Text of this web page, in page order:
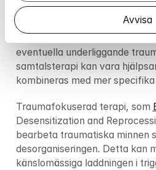
Avvisa
Desorganiserad anknytning
alltid, specialiserad,
eventuella underliggande
samtalsterapi kan vara
kombineras med mer
Traumafokuserad terapi, som
Desensitization and
bearbeta traumatiska minnen
desorganiseringen. Detta kan
känslomässiga laddningen i